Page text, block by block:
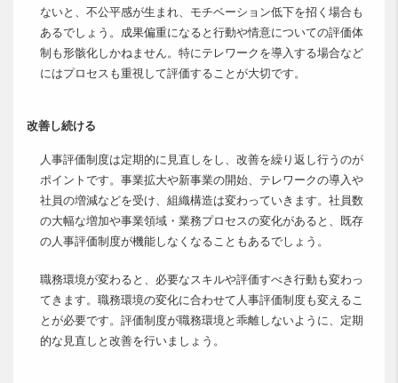
ないと、不公平感が生まれ、モチベーション低下を招く場合も
あるでしょう。成果偏重になると行動や情意についての評価体
制も形骸化しかねません。特にテレワークを導入する場合など
にはプロセスも重視して評価することが大切です。
改善し続ける
人事評価制度は定期的に見直しをし、改善を繰り返し行うのが
ポイントです。事業拡大や新事業の開始、テレワークの導入や
社員の増減などを受け、組織構造は変わっていきます。社員数
の大幅な増加や事業領域・業務プロセスの変化があると、既存
の人事評価制度が機能しなくなることもあるでしょう。
職務環境が変わると、必要なスキルや評価すべき行動も変わっ
てきます。職務環境の変化に合わせて人事評価制度も変えるこ
とが必要です。評価制度が職務環境と乖離しないように、定期
的な見直しと改善を行いましょう。